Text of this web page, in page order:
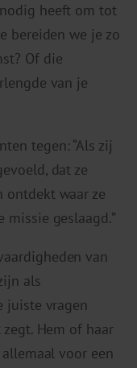
heeft om tot
bereiden we je zo
Of die
van je
tegen: “Als zij
dat ze
ontdekt waar ze
geslaagd.”
van
als
juiste vragen
Hem of haar
voor een